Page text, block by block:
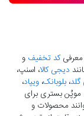
معرفیکد تخفیف و
دیجی کالا، اسنپ،
، بلوبانک، ویپاد،
موپُن بستری برای
محصولات و